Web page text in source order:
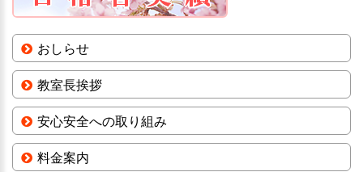
おしらせ
教室長挨拶
安心安全への取り組み
料金案内